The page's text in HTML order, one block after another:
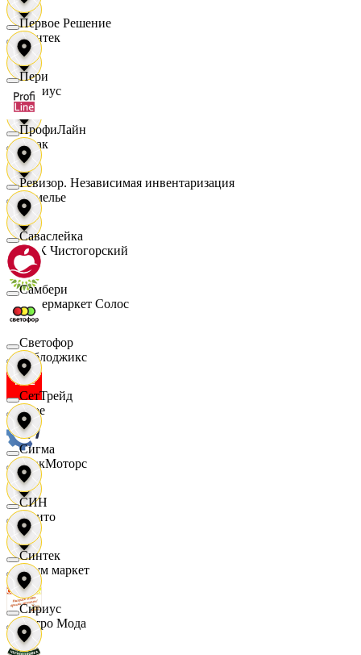
Синтек
Сириус
Смак
Сомелье
СПК Чистогорский
Супермаркет Солос
Таблоджикс
Твое
ТракМоторс
Фрито
Хоум маркет
Цетро Мода
Первое Решение
Пери
ПрофиЛайн
Ревизор. Независимая инвентаризация
Саваслейка
Самбери
Светофор
СетТрейд
Сигма
СИН
Синтек
Сириус